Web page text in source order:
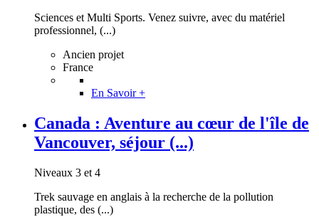
Sciences et Multi Sports. Venez suivre, avec du matériel
professionnel, (...)
Ancien projet
France
En Savoir +
Canada : Aventure au cœur de l'île de
Vancouver, séjour (...)
Niveaux 3 et 4
Trek sauvage en anglais à la recherche de la pollution
plastique, des (...)